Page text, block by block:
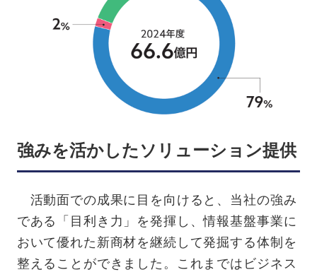
強みを活かしたソリューション提供
活動面での成果に目を向けると、当社の強み
である「目利き力」を発揮し、情報基盤事業に
おいて優れた新商材を継続して発掘する体制を
整えることができました。これまではビジネス